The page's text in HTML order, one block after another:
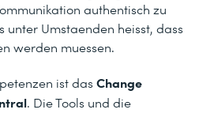
authentisch zu
Umstaenden heisst, dass
werden muessen.
ist das Change
. Die Tools und die